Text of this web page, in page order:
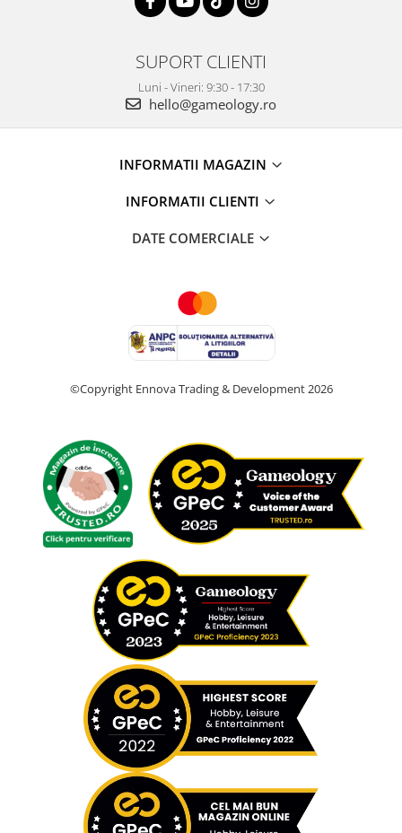
SUPORT CLIENTI
Luni - Vineri: 9:30 - 17:30
hello@gameology.ro
INFORMATII MAGAZIN
INFORMATII CLIENTI
DATE COMERCIALE
©Copyright Ennova Trading & Development 2026